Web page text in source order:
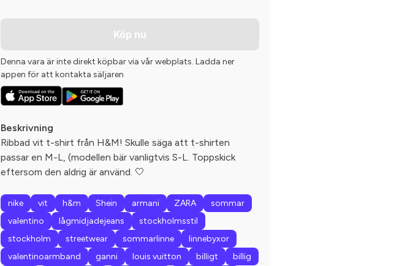
Köp nu
Denna vara är inte direkt köpbar via vår webplats. Ladda ner
appen för att kontakta säljaren
Beskrivning
Ribbad vit t-shirt från H&M! Skulle säga att t-shirten
passar en M-L, (modellen bär vanligtvis S-L. Toppskick
eftersom den aldrig är använd. 🤍
nike vit h&m Shein armani ZARA
sommar
valentino
lågmidjadejeans
stockholmsstil
stockholm
streetwear sommarlinne
linnebyxor
valentinoarmband
ganni louis vuitton billigt
billig